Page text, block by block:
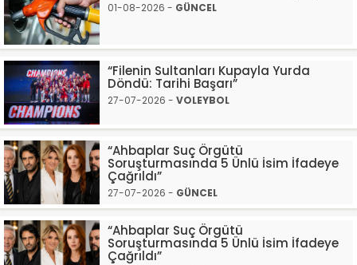
01-08-2026 - GÜNCEL
“Filenin Sultanları Kupayla Yurda
Döndü: Tarihi Başarı”
27-07-2026 - VOLEYBOL
“Ahbaplar Suç Örgütü
Soruşturmasında 5 Ünlü İsim İfadeye
Çağrıldı”
27-07-2026 - GÜNCEL
“Ahbaplar Suç Örgütü
Soruşturmasında 5 Ünlü İsim İfadeye
Çağrıldı”